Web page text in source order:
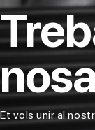
Et vols unir al